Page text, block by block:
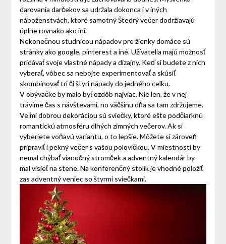
darovania darčekov sa udržala dokonca i v iných
náboženstvách, ktoré samotný Štedrý večer dodržiavajú
úplne rovnako ako iní.
Nekonečnou studnicou nápadov pre žienky domáce sú
stránky ako google, pinterest a iné. Užívatelia majú možnosť
pridávať svoje vlastné nápady a dizajny. Keď si budete z nich
vyberať, vôbec sa nebojte experimentovať a skúsiť
skombinovať tri či štyri nápady do jedného celku.
V obývačke by malo byť ozdôb najviac. Nie len, že v nej
trávime čas s návštevami, no väčšinu dňa sa tam zdržujeme.
Veľmi dobrou dekoráciou sú sviečky, ktoré ešte podčiarknú
romantickú atmosféru dlhých zimných večerov. Ak si
vyberiete voňavú variantu, o to lepšie. Môžete si zároveň
pripraviť i pekný večer s vašou polovičkou. V miestnosti by
nemal chýbať vianočný stromček a adventný kalendár by
mal visieť na stene. Na konferenčný stolík je vhodné položiť
zas adventný veniec so štyrmi sviečkami.